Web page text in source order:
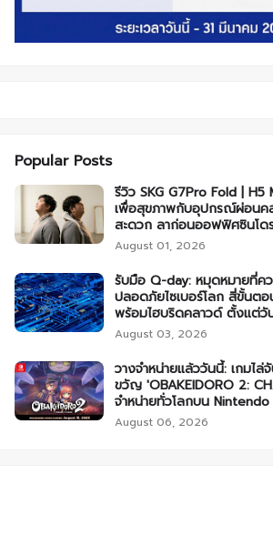
Popular Posts
รีวิว SKG G7Pro Fold | H5
เพื่อสุขภาพกับอุปกรณ์ผ่อนค
สะดวก ลาก่อนออฟฟิศซินโด
August 01, 2026
รับมือ Q-day: หมุดหมายที่ค
ปลอดภัยไซเบอร์โลก สี่ขั้นตอ
พร้อมไฮบริดคลาวด์ ตั้งแต่วั
August 03, 2026
วางจำหน่ายแล้ววันนี้: เกมไ
ขวัญ 'OBAKEIDORO 2:
จำหน่ายทั่วโลกบน
August 06, 2026